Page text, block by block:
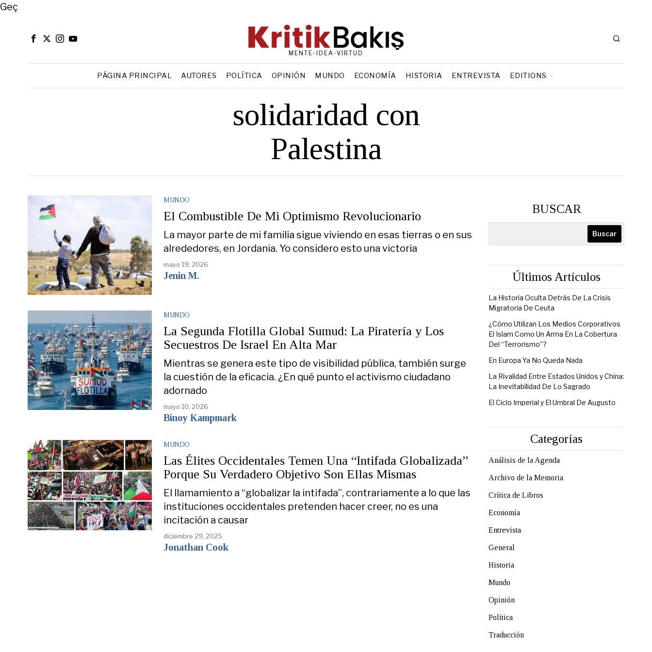
Close
Geç
MENTE-IDEA-VIRTUD
PÁGINA PRINCIPAL AUTORES POLÍTICA OPINIÓN MUNDO ECONOMÍA HISTORIA ENTREVISTA EDITIONS
solidaridad con
Palestina
MUNDO
El Combustible De Mi Optimismo Revolucionario
La mayor parte de mi familia sigue viviendo en esas tierras o en sus
alrededores, en Jordania. Yo considero esto una victoria
mayo 19, 2026
Jenin M.
MUNDO
La Segunda Flotilla Global Sumud: La Piratería y Los
Secuestros De Israel En Alta Mar
Mientras se genera este tipo de visibilidad pública, también surge
la cuestión de la eficacia. ¿En qué punto el activismo ciudadano
adornado
mayo 10, 2026
Binoy Kampmark
MUNDO
Las Élites Occidentales Temen Una “Intifada Globalizada”
Porque Su Verdadero Objetivo Son Ellas Mismas
El llamamiento a “globalizar la intifada”, contrariamente a lo que las
instituciones occidentales pretenden hacer creer, no es una
incitación a causar
diciembre 29, 2025
Jonathan Cook
BUSCAR
Buscar
Últimos Artículos
La Historia Oculta Detrás De La Crisis
Migratoria De Ceuta
¿Cómo Utilizan Los Medios Corporativos
El Islam Como Un Arma En La Cobertura
Del “Terrorismo”?
En Europa Ya No Queda Nada
La Rivalidad Entre Estados Unidos y China:
La Inevitabilidad De Lo Sagrado
El Ciclo Imperial y El Umbral De Augusto
Categorías
Análisis de la Agenda
Archivo de la Memoria
Crítica de Libros
Economía
Entrevista
General
Historia
Mundo
Opinión
Política
Traducción